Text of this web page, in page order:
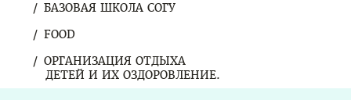
БАЗОВАЯ ШКОЛА СОГУ
FOOD
ОРГАНИЗАЦИЯ ОТДЫХА
ДЕТЕЙ И ИХ ОЗДОРОВЛЕНИЕ.